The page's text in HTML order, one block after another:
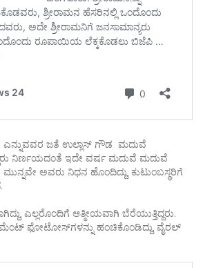
ಎನ್ನುವವರ ಜತೆ ಉಲ್ಲಾಸ್ ಗೌಡ ಮದುವೆ
ನಿರ್ಣಯದಂತೆ ಇದೇ ವರ್ಷ ಮದುವೆ ಮದುವೆ
ಅವರು ನಿಧನ ಹೊಂದಿದ್ದು, ಕುಟುಂಬಸ್ಥರಿಗೆ
ಎಲ್ಲರೊಂದಿಗೆ ಆತ್ಮೀಯವಾಗಿ ಬೆರೆಯುತ್ತಿದ್ದರು.
ಫೋಟೋಸ್‌ಗಳನ್ನು ಹಂಚಿಕೊಂಡಿದ್ದು, ವೈರಲ್